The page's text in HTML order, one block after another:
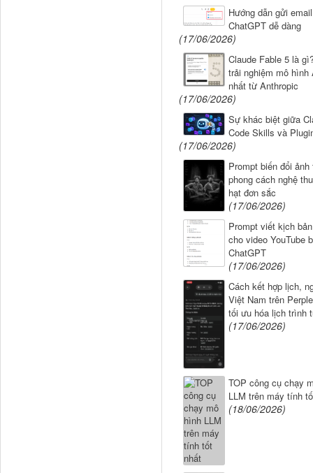
Hướng dẫn gửi
ChatGPT dễ dàng
(17/06/2026)
Claude Fable 5 là
trải nghiệm mô hình
nhất từ Anthropic
(17/06/2026)
Sự khác biệt giữa
Code Skills và
(17/06/2026)
Prompt biến đổi ảnh
phong cách nghệ
hạt đơn sắc
(17/06/2026)
Prompt viết kịch
cho video YouTube
ChatGPT
(17/06/2026)
Cách kết hợp lịch,
Việt Nam trên
tối ưu hóa lịch trình
(17/06/2026)
TOP công cụ chạy
LLM trên máy tính
(18/06/2026)